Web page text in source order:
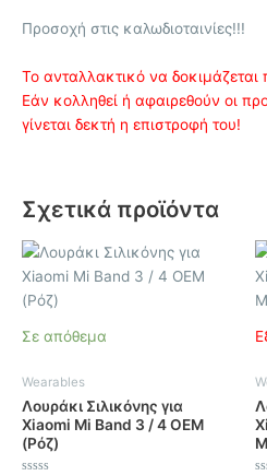
Προσοχή στις καλωδιοταινίες!!!
Το ανταλλακτικό να δοκιμάζεται
Εάν κολληθεί ή αφαιρεθούν οι
γίνεται δεκτή η επιστροφή του!
Σχετικά προϊόντα
Σε απόθεμα
Wearables
Λουράκι Σιλικόνης για
Xiaomi Mi Band 3 / 4 OEM
(Ρόζ)